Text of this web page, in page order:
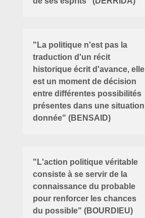
"La politique n'est pas la
traduction d'un récit
historique écrit d'avance, elle
est un moment de décision
entre différentes possibilités
présentes dans une situation
donnée" (BENSAID)
"L'action politique véritable
consiste à se servir de la
connaissance du probable
pour renforcer les chances
du possible" (BOURDIEU)